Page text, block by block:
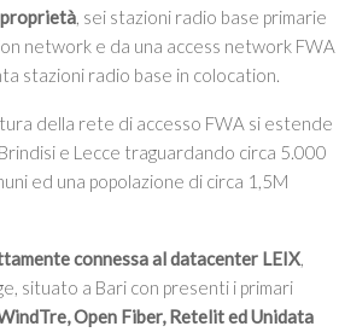
, sei stazioni radio base primarie
network e da una access network FWA
stazioni radio base in colocation.
della rete di accesso FWA si estende
e Lecce traguardando circa 5.000
ed una popolazione di circa 1,5M
connessa al datacenter LEIX,
situato a Bari con presenti i primari
Open Fiber, Retelit ed Unidata